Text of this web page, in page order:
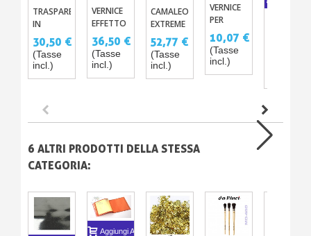
TRASPARENTE
IN
BOMBOLETTA
SPRAY
STARDUST
BIKE PER
MAT E
ELEVATA
30,50 €
(Tasse
incl.)
VERNICE
EFFETTO
DIAMANTE
250ML -
500ML
36,50 €
(Tasse
incl.)
CAMALEONTE
EXTREME
52,77 €
(Tasse
incl.)
VERNICE
PER
PINSTRIPPING
100ML
10,07 €
(Tasse
incl.)
6 ALTRI PRODOTTI DELLA STESSA
CATEGORIA:
Aggiungi Al Carrello